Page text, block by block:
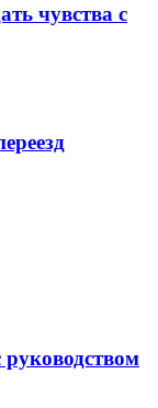
чувства с